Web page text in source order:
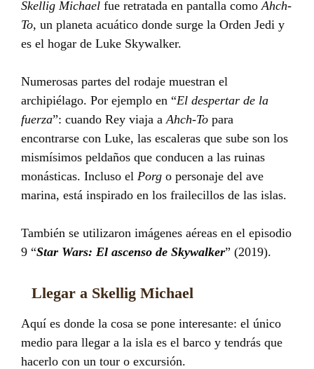
Skellig Michael fue retratada en pantalla como Ahch-
To, un planeta acuático donde surge la Orden Jedi y
es el hogar de Luke Skywalker.
Numerosas partes del rodaje muestran el
archipiélago. Por ejemplo en “El despertar de la
fuerza”: cuando Rey viaja a Ahch-To para
encontrarse con Luke, las escaleras que sube son los
mismísimos peldaños que conducen a las ruinas
monásticas. Incluso el Porg o personaje del ave
marina, está inspirado en los frailecillos de las islas.
También se utilizaron imágenes aéreas en el episodio
9 “Star Wars: El ascenso de Skywalker” (2019).
Llegar a Skellig Michael
Aquí es donde la cosa se pone interesante: el único
medio para llegar a la isla es el barco y tendrás que
hacerlo con un tour o excursión.